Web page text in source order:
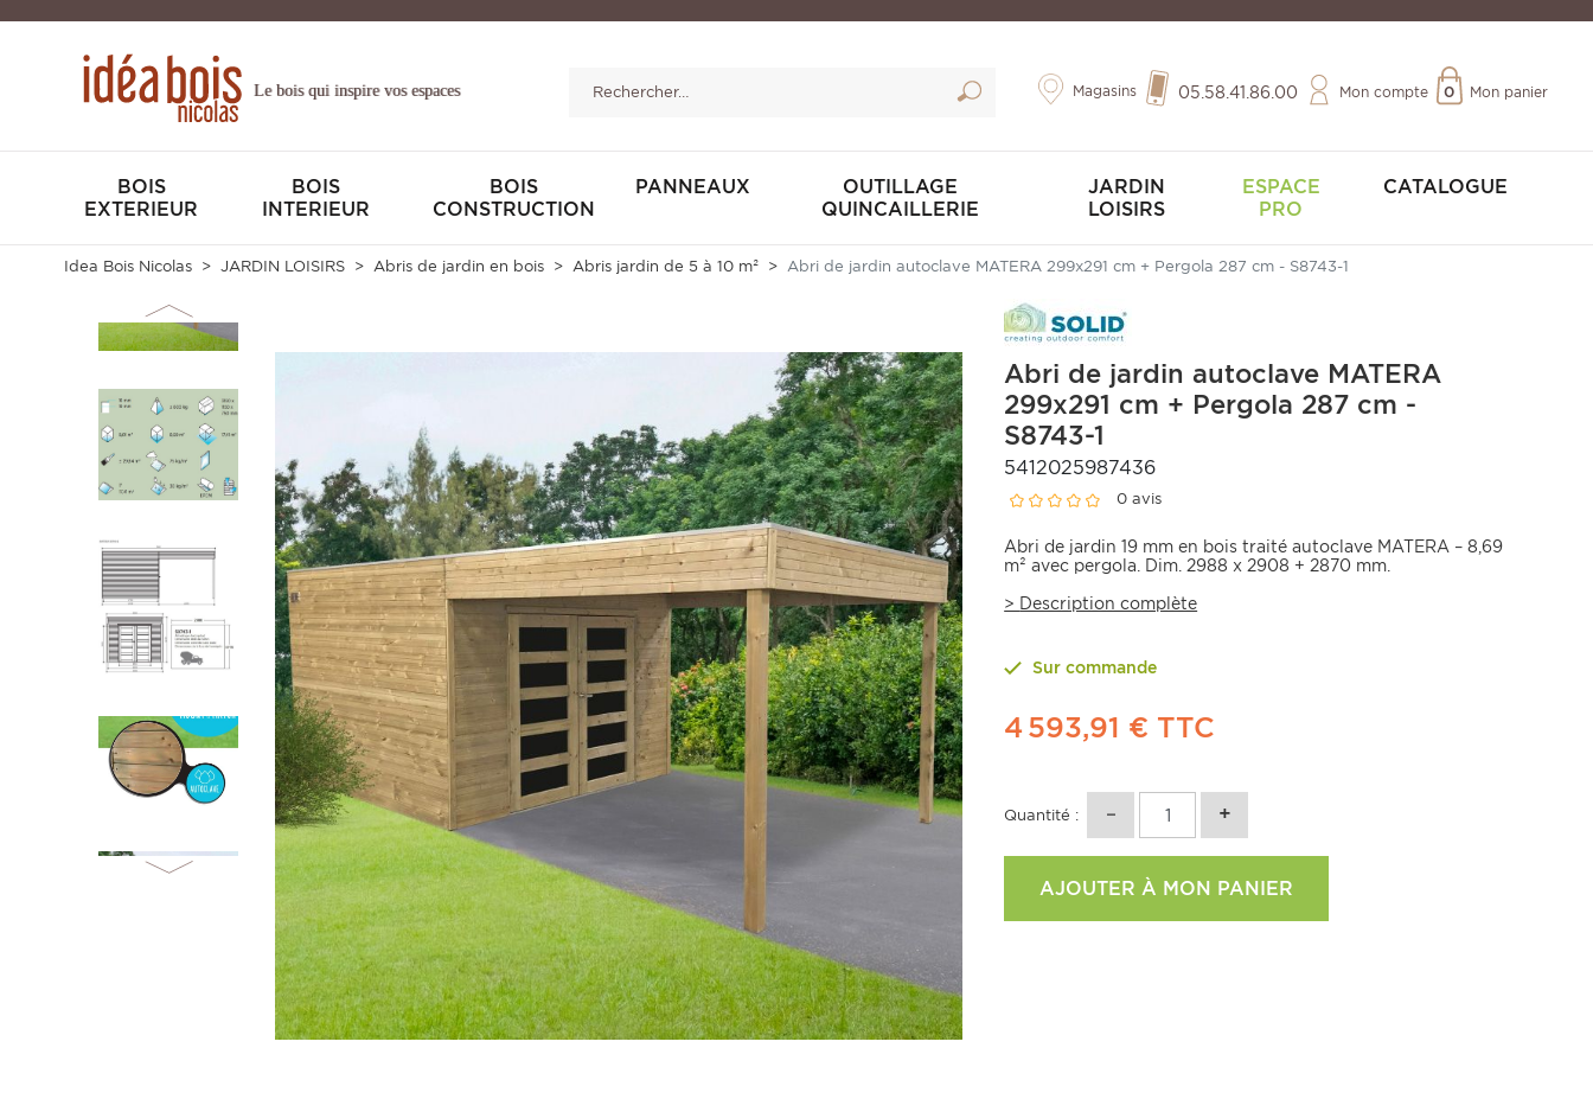
Le bois qui inspire vos espaces Magasins 05.58.41.86.00 Mon compte Mon panier
0
BOIS
EXTERIEUR
BOIS
INTERIEUR
BOIS
CONSTRUCTION
PANNEAUX
OUTILLAGE
QUINCAILLERIE
JARDIN
LOISIRS
ESPACE
PRO
CATALOGUE
Idea Bois Nicolas JARDIN LOISIRS Abris de jardin en bois Abris jardin de 5 à 10 m² Abri de jardin autoclave MATERA 299x291 cm + Pergola 287 cm - S8743-1
Abri de jardin autoclave MATERA
299x291 cm + Pergola 287 cm -
S8743-1
5412025987436
0 avis
Abri de jardin 19 mm en bois traité autoclave MATERA – 8,69
m² avec pergola. Dim. 2988 x 2908 + 2870 mm.
> Description complète
Sur commande
4 593,91 € TTC
Quantité :
AJOUTER À MON PANIER